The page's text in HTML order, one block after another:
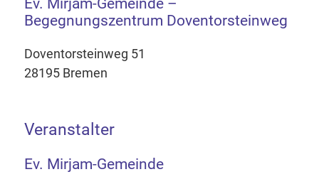
Begegnungszentrum Doventorsteinweg
Doventorsteinweg 51
28195 Bremen
Veranstalter
Ev. Mirjam-Gemeinde